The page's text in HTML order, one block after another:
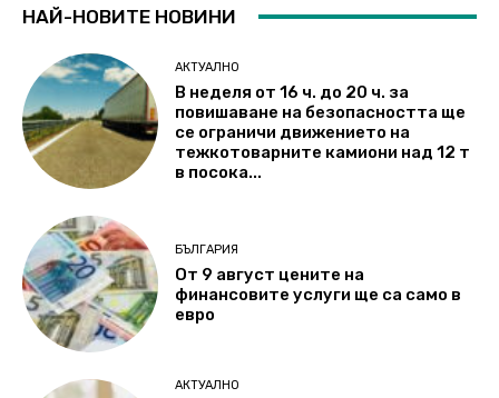
НАЙ-НОВИТЕ НОВИНИ
АКТУАЛНО
В неделя от 16 ч. до 20 ч. за
повишаване на безопасността ще
се ограничи движението на
тежкотоварните камиони над 12 т
в посока...
БЪЛГАРИЯ
От 9 август цените на
финансовите услуги ще са само в
евро
АКТУАЛНО